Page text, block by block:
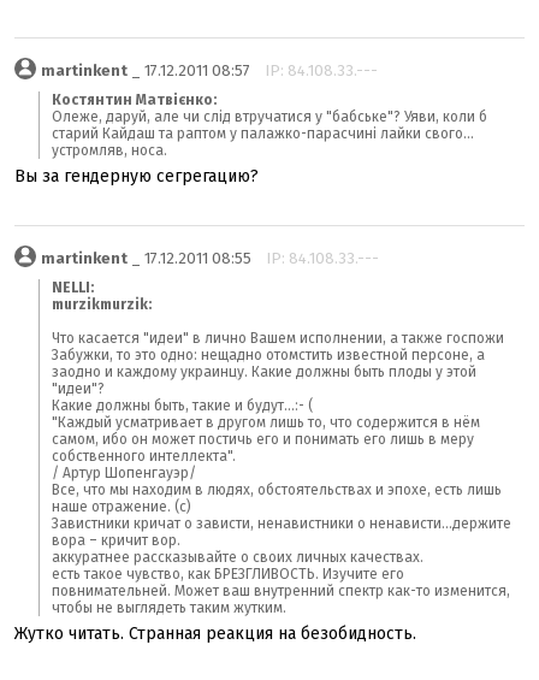
martinkent _ 17.12.2011 08:57 IP: 84.108.33.---
Костянтин Матвієнко:
Олеже, даруй, але чи слід втручатися у "бабське"? Уяви, коли б
старий Кайдаш та раптом у палажко-парасчині лайки свого...
устромляв, носа.
Вы за гендерную сегрегацию?
martinkent _ 17.12.2011 08:55 IP: 84.108.33.---
NELLI:
murzikmurzik:
Что касается "идеи" в лично Вашем исполнении, а также госпожи
Забужки, то это одно: нещадно отомстить известной персоне, а
заодно и каждому украинцу. Какие должны быть плоды у этой
"идеи"?
Какие должны быть, такие и будут...:- (
"Каждый усматривает в другом лишь то, что содержится в нём
самом, ибо он может постичь его и понимать его лишь в меру
собственного интеллекта".
/ Артур Шопенгауэр/
Все, что мы находим в людях, обстоятельствах и эпохе, есть лишь
наше отражение. (с)
Завистники кричат о зависти, ненавистники о ненависти...держите
вора – кричит вор.
аккуратнее рассказывайте о своих личных качествах.
есть такое чувство, как БРЕЗГЛИВОСТЬ. Изучите его
повнимательней. Может ваш внутренний спектр как-то изменится,
чтобы не выглядеть таким жутким.
Жутко читать. Странная реакция на безобидность.